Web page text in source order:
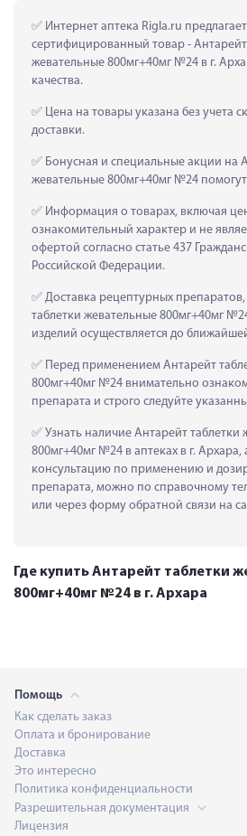
Интернет аптека Rigla.ru
сертифицированный товар - Антарейт
жевательные 800мг+40мг №24 в г.
качества.
Цена на товары указана без учета
доставки.
Бонусная и специальные акции на
жевательные 800мг+40мг №24
Информация о товарах, включая
ознакомительный характер и не
офертой согласно статье 437
Российской Федерации.
Доставка рецептурных
таблетки жевательные 800мг+40мг
изделий осуществляется до
Перед применением Антарейт
800мг+40мг №24 внимательно
препарата и строго следуйте
Узнать наличие Антарейт таблетки
800мг+40мг №24 в аптеках в г. Архара,
консультацию по применению и
препарата, можно по справочному
или через форму обратной связи на
Где купить Антарейт таблетки
800мг+40мг №24 в г. Архара
Помощь
Как сделать заказ
Оплата и бронирование
Доставка
Это интересно
Политика конфиденциальности
Разрешительная документация
Лицензия